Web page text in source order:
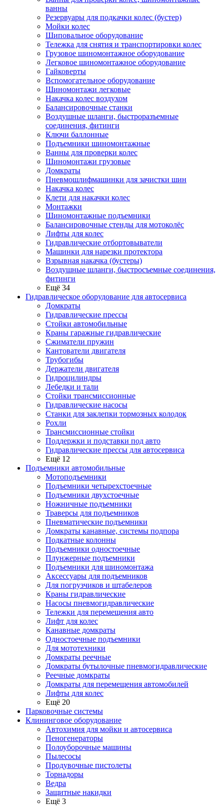
ванны
Резервуары для подкачки колес (бустер)
Мойки колес
Шиповальное оборудование
Тележка для снятия и транспортировки колес
Грузовое шиномонтажное оборудование
Легковое шиномонтажное оборудование
Гайковерты
Вспомогательное оборудование
Шиномонтажи легковые
Накачка колес воздухом
Балансировочные станки
Воздушные шланги, быстроразъемные
соединения, фитинги
Ключи баллонные
Подъемники шиномонтажные
Ванны для проверки колес
Шиномонтажи грузовые
Домкраты
Пневмошлифмашинки для зачистки шин
Накачка колес
Клети для накачки колес
Монтажки
Шиномонтажные подъемники
Балансировочные стенды для мотоколёс
Лифты для колес
Гидравлические отбортовыватели
Машинки для нарезки протектора
Взрывная накачка (бустеры)
Воздушные шланги, быстросъемные соединения,
фитинги
Ещё 34
Гидравлическое оборудование для автосервиса
Домкраты
Гидравлические прессы
Стойки автомобильные
Краны гаражные гидравлические
Сжиматели пружин
Кантователи двигателя
Трубогибы
Держатели двигателя
Гидроцилиндры
Лебедки и тали
Стойки трансмиссионные
Гидравлические насосы
Cтанки для заклепки тормозных колодок
Рохли
Трансмиссионные стойки
Поддержки и подставки под авто
Гидравлические прессы для автосервиса
Ещё 12
Подъемники автомобильные
Мотоподъемники
Подъемники четырехстоечные
Подъемники двухстоечные
Ножничные подъемники
Траверсы для подъемников
Пневматические подъемники
Домкраты канавные, системы подпора
Подкатные колонны
Подъемники одностоечные
Плунжерные подъемники
Подъемники для шиномонтажа
Аксессуары для подъемников
Для погрузчиков и штабелеров
Краны гидравлические
Насосы пневмогидравлические
Тележки для перемещения авто
Лифт для колес
Канавные домкраты
Одностоечные подъемники
Для мототехники
Домкраты реечные
Домкраты бутылочные пневмогидравлические
Реечные домкраты
Домкраты для перемещения автомобилей
Лифты для колес
Ещё 20
Парковочные системы
Клининговое оборудование
Автохимия для мойки и автосервиса
Пеногенераторы
Полоуборочные машины
Пылесосы
Продувочные пистолеты
Торнадоры
Ведра
Защитные накидки
Ещё 3